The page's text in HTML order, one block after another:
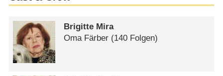
Brigitte Mira
Oma Färber (140 Folgen)